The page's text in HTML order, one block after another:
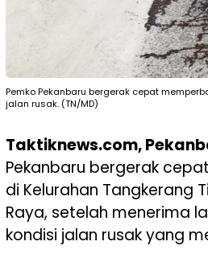
Pemko Pekanbaru bergerak cepat
jalan rusak. (TN/MD)
Taktiknews.com,
Pekanbaru bergerak
di Kelurahan Tangkerang
Raya, setelah menerima
kondisi jalan rusak yang